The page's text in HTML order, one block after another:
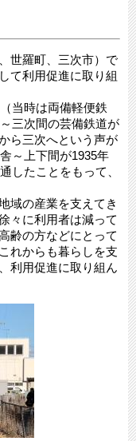
世羅町、三次市）で
て利用促進に取り組
当時は両備軽便鉄
三次間の芸備鉄道が
ら三次へという声が
～上下間が1935年
したことをもって、
域の産業を支えてき
々に利用者は減って
齢の方などにとって
れからも暮らしを支
利用促進に取り組ん